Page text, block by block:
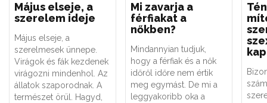
Május elseje, a
szerelem ideje
Május elseje, a
szerelmesek ünnepe.
Virágok és fák kezdenek
virágozni mindenhol. Az
állatok szaporodnak. A
természet örül. Hagyd,
Mi zavarja a
férfiakat a
nőkben?
Mindannyian tudjuk,
hogy a férfiak és a nők
időről időre nem értik
meg egymást. De mi a
leggyakoribb oka a